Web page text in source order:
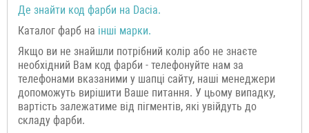
Де знайти код фарби на Dacia.
Каталог фарб на інші марки.
Якщо ви не знайшли потрібний колір або не знаєте
необхідний Вам код фарби - телефонуйте нам за
телефонами вказаними у шапці сайту, наші менеджери
допоможуть вирішити Ваше питання. У цьому випадку,
вартість залежатиме від пігментів, які увійдуть до
складу фарби.